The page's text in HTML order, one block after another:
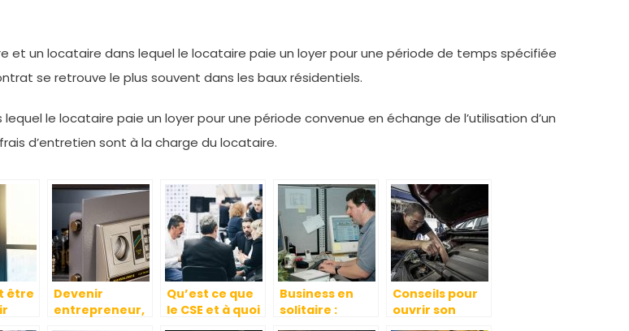
un locataire dans lequel le locataire paie un loyer pour une période de temps spécifiée
se retrouve le plus souvent dans les baux résidentiels.
le locataire paie un loyer pour une période convenue en échange de l’utilisation d’un
d’entretien sont à la charge du locataire.
être
Devenir
entrepreneur,
Qu’est ce que
le CSE et à quoi
Business en
solitaire :
Conseils pour
ouvrir son